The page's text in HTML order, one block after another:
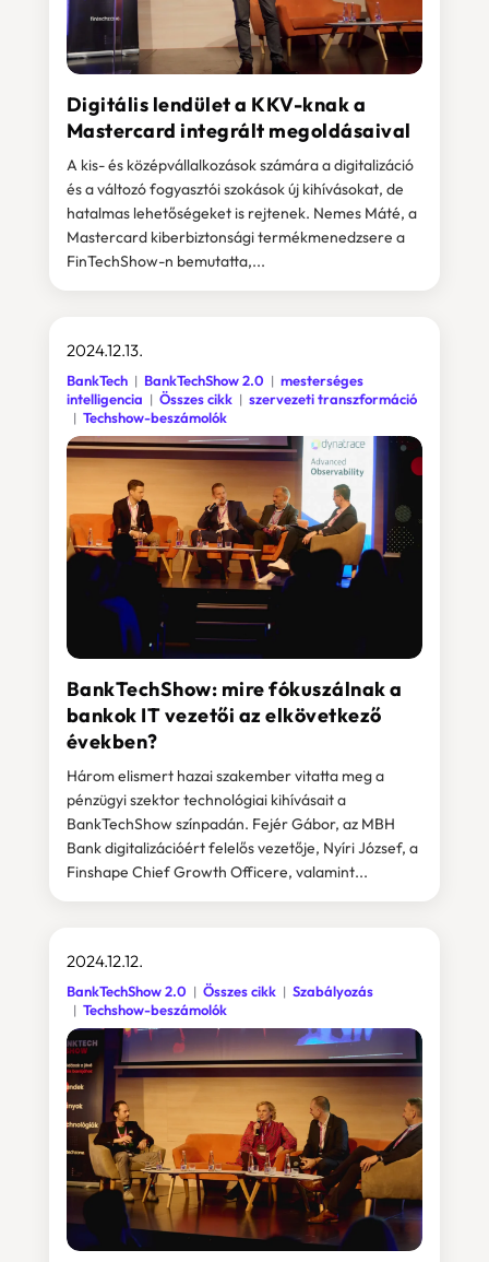
Digitális lendület a KKV-knak a
Mastercard integrált megoldásaival
A kis- és középvállalkozások számára a digitalizáció
és a változó fogyasztói szokások új kihívásokat, de
hatalmas lehetőségeket is rejtenek. Nemes Máté, a
Mastercard kiberbiztonsági termékmenedzsere a
FinTechShow-n bemutatta,...
BankTechShow: mire fókuszálnak a
bankok IT vezetői az elkövetkező
években?
2024.12.13.
BankTech BankTechShow 2.0
mesterséges
intelligencia
Összes cikk
szervezeti transzformáció
Techshow-beszámolók
Három elismert hazai szakember vitatta meg a
pénzügyi szektor technológiai kihívásait a
BankTechShow színpadán. Fejér Gábor, az MBH
Bank digitalizációért felelős vezetője, Nyíri József, a
Finshape Chief Growth Officere, valamint...
2024.12.12.
BankTechShow 2.0 Összes cikk
Szabályozás
Techshow-beszámolók